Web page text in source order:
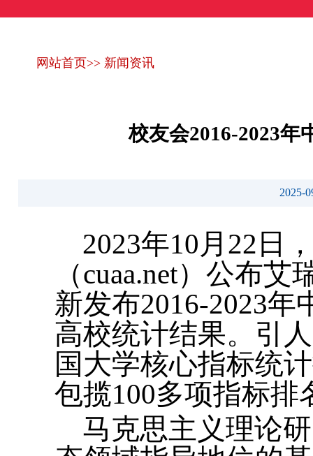
网站首页>> 新闻资讯
校友会2016-2023年
2025-
2023年10月22日
（cuaa.net）公布
新发布2016-2023
高校统计结果。引
国大学核心指标统
包揽100多项指标排
马克思主义理论